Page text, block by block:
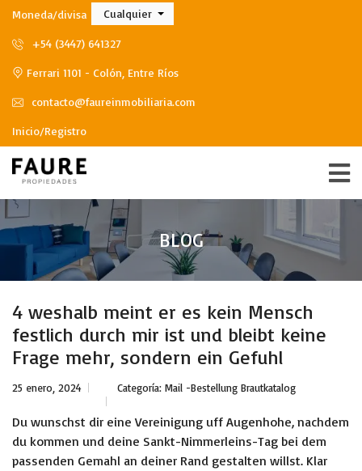
Moneda/divisa Cualquier
+54 (3447) 641327
Ferrari 1101 - Colón, Entre Ríos
contacto@faureinmobiliaria.com
Inicio/Registro
BLOG
4 weshalb meint er es kein Mensch
festlich durch mir ist und bleibt keine
Frage mehr, sondern ein Gefuhl
25 enero, 2024 Categoría: Mail -Bestellung Brautkatalog
Du wunschst dir eine Vereinigung uff Augenhohe, nachdem
du kommen und deine Sankt-Nimmerleins-Tag bei dem
passenden Gemahl an deiner Rand gestalten willst. Klar